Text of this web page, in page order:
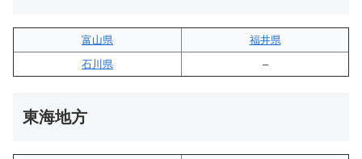
富山県
福井県
石川県
–
東海地方